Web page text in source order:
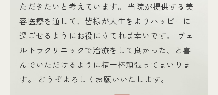
ただきたいと考えています。 当院が提供する美
容医療を通して、皆様が人生をよりハッピーに
過ごせるようにお役に立てれば幸いです。 ヴェ
ルトラクリニックで治療をして良かった、と喜
んでいただけるように精一杯頑張ってまいりま
す。 どうぞよろしくお願いいたします。